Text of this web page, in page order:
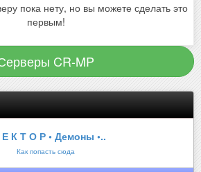
пока нету, но вы можете сделать это
первым!
CR-MP
Е К Т О Р • Демоны •..
Как попасть сюда